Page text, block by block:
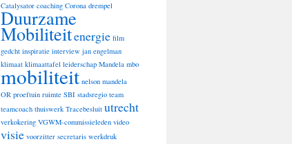
Catalysator coaching Corona drempel
Duurzame
Mobiliteitenergie film
gedcht inspiratie interview jan engelman
klimaat klimaattafel leiderschap Mandela mbo
mobiliteit nelson mandela
OR proeftuin ruimte SBI stadsregio team
teamcoach thuiswerk Tracebesluit utrecht
verkokering VGWM-commissieleden video
visie voorzitter secretaris werkdruk